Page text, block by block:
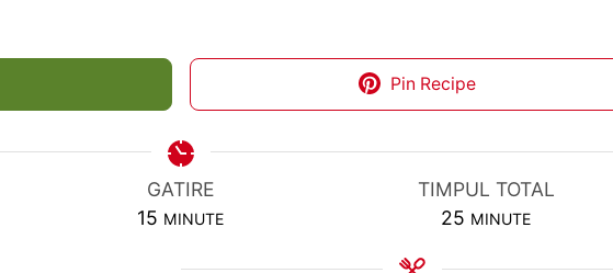
Pin Recipe
GATIRE
15 MINUTES
MINUTE
TIMPUL TOTAL
25 MINUTES
MINUTE